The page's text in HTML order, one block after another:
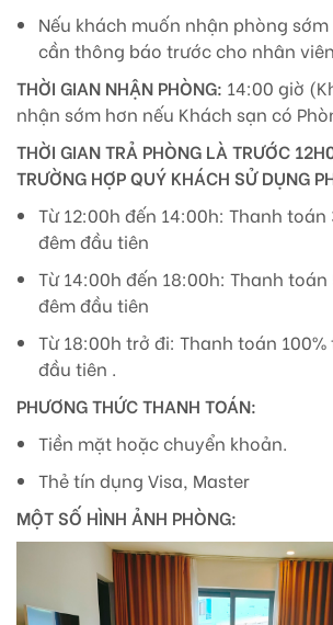
Nếu khách muốn nhận phòng
cần thông báo trước cho nhân
THỜI GIAN NHẬN PHÒNG: 14:00 giờ
nhận sớm hơn nếu Khách sạn có
THỜI GIAN TRẢ PHÒNG LÀ TRƯỚC
TRƯỜNG HỢP QUÝ KHÁCH SỬ DỤNG
Từ 12:00h đến 14:00h: Thanh toán
đêm đầu tiên
Từ 14:00h đến 18:00h: Thanh
đêm đầu tiên
Từ 18:00h trở đi: Thanh toán
đầu tiên .
PHƯƠNG THỨC THANH TOÁN:
Tiền mặt hoặc chuyển khoản.
Thẻ tín dụng Visa, Master
MỘT SỐ HÌNH ẢNH PHÒNG: